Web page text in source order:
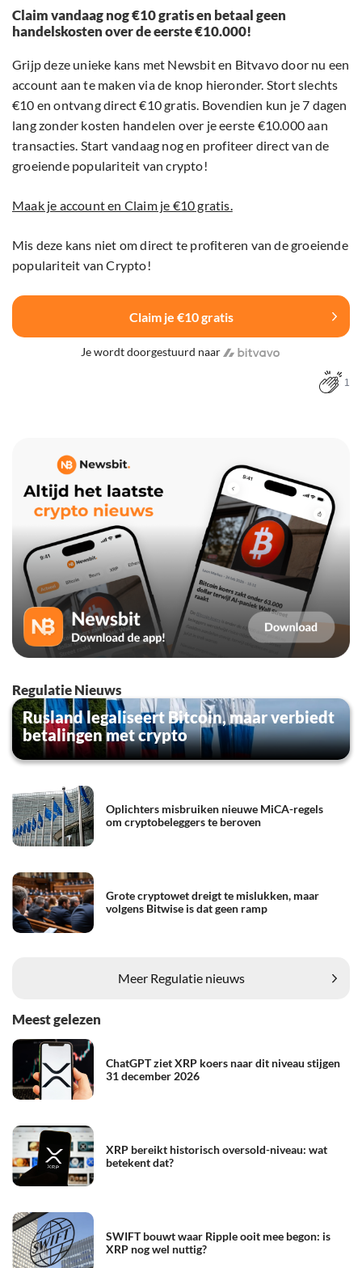
Claim vandaag nog €10 gratis en betaal geen
handelskosten over de eerste €10.000!
Grijp deze unieke kans met Newsbit en Bitvavo door nu een
account aan te maken via de knop hieronder. Stort slechts
€10 en ontvang direct €10 gratis. Bovendien kun je 7 dagen
lang zonder kosten handelen over je eerste €10.000 aan
transacties. Start vandaag nog en profiteer direct van de
groeiende populariteit van crypto!
Maak je account en Claim je €10 gratis.
Mis deze kans niet om direct te profiteren van de groeiende
populariteit van Crypto!
Claim je €10 gratis
Je wordt doorgestuurd naar
1
Regulatie Nieuws
Rusland legaliseert Bitcoin, maar verbiedt
betalingen met crypto
Oplichters misbruiken nieuwe MiCA-regels
om cryptobeleggers te beroven
Grote cryptowet dreigt te mislukken, maar
volgens Bitwise is dat geen ramp
Meer Regulatie nieuws
Meest gelezen
ChatGPT ziet XRP koers naar dit niveau stijgen
31 december 2026
XRP bereikt historisch oversold-niveau: wat
betekent dat?
SWIFT bouwt waar Ripple ooit mee begon: is
XRP nog wel nuttig?